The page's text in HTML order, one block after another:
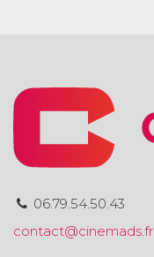
06.79.54.50.43
contact@cinemads.fr